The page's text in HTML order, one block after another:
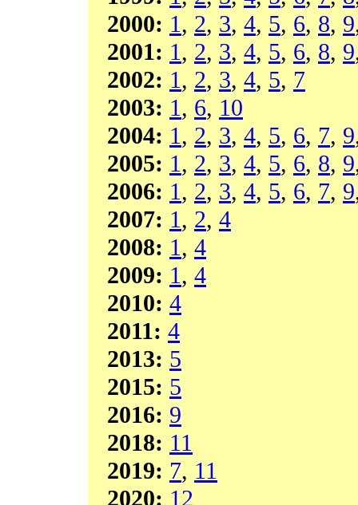
2000: 1, 2, 3, 4, 5, 6, 8, 9
2001: 1, 2, 3, 4, 5, 6, 8, 9
2002: 1, 2, 3, 4, 5, 7
2003: 1, 6, 10
2004: 1, 2, 3, 4, 5, 6, 7, 9
2005: 1, 2, 3, 4, 5, 6, 8, 9
2006: 1, 2, 3, 4, 5, 6, 7, 9
2007: 1, 2, 4
2008: 1, 4
2009: 1, 4
2010: 4
2011: 4
2013: 5
2015: 5
2016: 9
2018: 11
2019: 7, 11
2020: 12